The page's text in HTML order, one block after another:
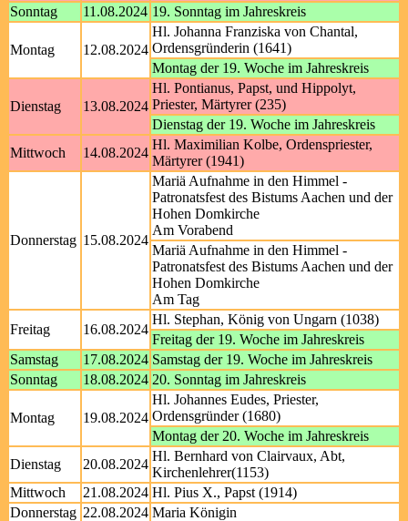
Sonntag
11.08.2024 19. Sonntag im Jahreskreis
Montag 12.08.2024
Hl. Johanna Franziska von Chantal,
Ordensgründerin (1641)
Montag der 19. Woche im Jahreskreis
Dienstag 13.08.2024
Hl. Pontianus, Papst, und Hippolyt,
Priester, Märtyrer (235)
Dienstag der 19. Woche im Jahreskreis
Mittwoch
14.08.2024
Hl. Maximilian Kolbe, Ordenspriester,
Märtyrer (1941)
Donnerstag 15.08.2024
Mariä Aufnahme in den Himmel -
Patronatsfest des Bistums Aachen und der
Hohen Domkirche
Am Vorabend
Mariä Aufnahme in den Himmel -
Patronatsfest des Bistums Aachen und der
Hohen Domkirche
Am Tag
Freitag
16.08.2024
Hl. Stephan, König von Ungarn (1038)
Freitag der 19. Woche im Jahreskreis
Samstag
17.08.2024 Samstag der 19. Woche im Jahreskreis
Sonntag
18.08.2024 20. Sonntag im Jahreskreis
Montag 19.08.2024
Hl. Johannes Eudes, Priester,
Ordensgründer (1680)
Montag der 20. Woche im Jahreskreis
Dienstag
20.08.2024
Hl. Bernhard von Clairvaux, Abt,
Kirchenlehrer(1153)
Mittwoch
21.08.2024 Hl. Pius X., Papst (1914)
Donnerstag 22.08.2024 Maria Königin